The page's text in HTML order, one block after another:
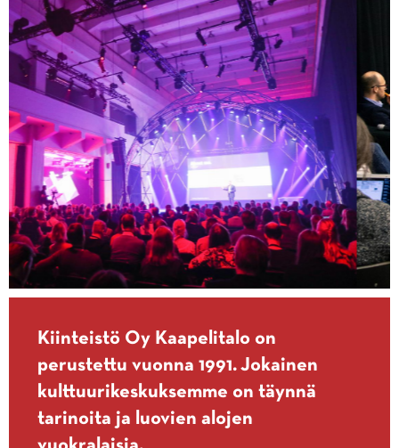
Kiinteistö Oy Kaapelitalo on
perustettu vuonna 1991. Jokainen
kulttuurikeskuksemme on täynnä
tarinoita ja luovien alojen